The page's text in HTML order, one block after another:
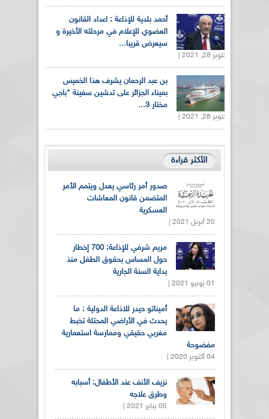
أحمد بلدية للإذاعة : اعداد القانون
العضوي للإعلام في مرحلته الأخيرة و
سيعرض قريبا...
أكتوبر 28, 2021 |
بن عبد الرحمان يشرف هذا الخميس
بميناء الجزائر على تدشين سفينة "باجي
مختار 3...
أكتوبر 28, 2021 |
الأكثر قراءة
صدور أمر رئاسي يعدل ويتمم الأمر
المتضمن قانون المعاشات
العسكرية
20 أبريل 2021 |
مريم شرفي للإذاعة: 700 إخطار
حول المساس بحقوق الطفل منذ
بداية السنة الجارية
01 يونيو 2021 |
أميناتو حيدر للاذاعة الدولية : ما
يحدث في الأراضي المحتلة تخبط
مغربي حقيقي وممارسة استعمارية
مفضوحة
04 أكتوبر 2020 |
نزيف الأنف عند الأطفال: أسبابه
وطرق علاجه
05 يناير 2021 |